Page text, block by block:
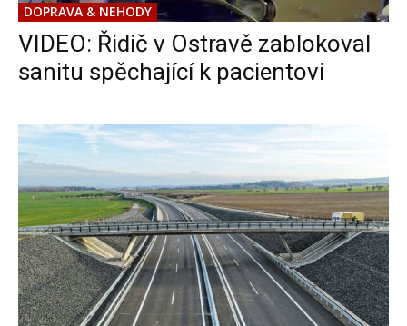
DOPRAVA & NEHODY
VIDEO: Řidič v Ostravě zablokoval
sanitu spěchající k pacientovi